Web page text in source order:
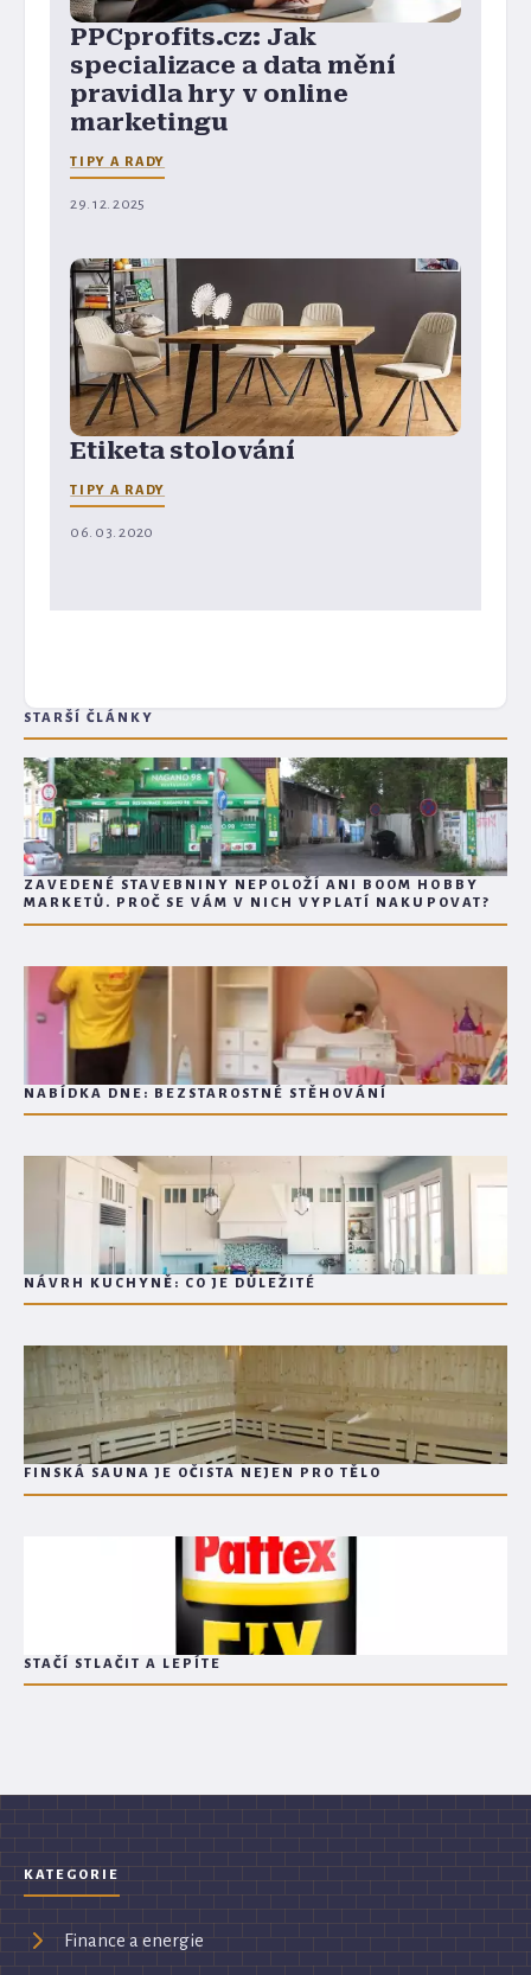
PPCprofits.cz: Jak
specializace a data mění
pravidla hry v online
marketingu
TIPY A RADY
29. 12. 2025
Etiketa stolování
TIPY A RADY
06. 03. 2020
STARŠÍ ČLÁNKY
ZAVEDENÉ STAVEBNINY NEPOLOŽÍ ANI BOOM HOBBY
MARKETŮ. PROČ SE VÁM V NICH VYPLATÍ NAKUPOVAT?
NABÍDKA DNE: BEZSTAROSTNÉ STĚHOVÁNÍ
NÁVRH KUCHYNĚ: CO JE DŮLEŽITÉ
FINSKÁ SAUNA JE OČISTA NEJEN PRO TĚLO
STAČÍ STLAČIT A LEPÍTE
KATEGORIE
Finance a energie